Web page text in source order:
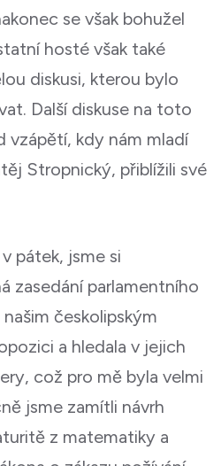
se však bohužel
hosté však také
diskusi, kterou bylo
Další diskuse na toto
vzápětí, kdy nám mladí
Stropnický, přiblížili své
pátek, jsme si
zasedání parlamentního
českolipským
a hledala v jejich
což pro mě byla velmi
jsme zamítli návrh
z matematiky a